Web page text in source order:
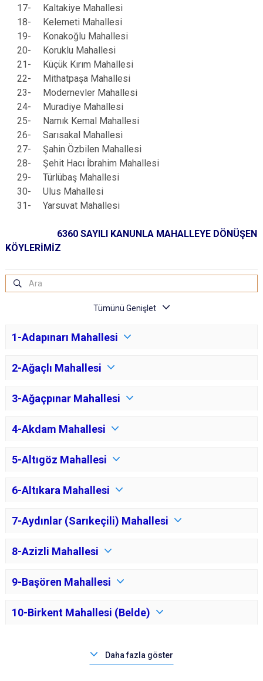
17-
Kaltakiye Mahallesi
18-
Kelemeti Mahallesi
19-
Konakoğlu Mahallesi
20-
Koruklu Mahallesi
21-
Küçük Kırım Mahallesi
22-
Mithatpaşa Mahallesi
23-
Modernevler Mahallesi
24-
Muradiye Mahallesi
25-
Namık Kemal Mahallesi
26-
Sarısakal Mahallesi
27-
Şahin Özbilen Mahallesi
28-
Şehit Hacı İbrahim Mahallesi
29-
Türlübaş Mahallesi
30-
Ulus Mahallesi
31-
Yarsuvat Mahallesi
6360 SAYILI KANUNLA MAHALLEYE DÖNÜŞEN
KÖYLERİMİZ
1-Adapınarı Mahallesi
2-Ağaçlı Mahallesi
3-Ağaçpınar Mahallesi
4-Akdam Mahallesi
5-Altıgöz Mahallesi
6-Altıkara Mahallesi
7-Aydınlar (Sarıkeçili) Mahallesi
8-Azizli Mahallesi
9-Başören Mahallesi
10-Birkent Mahallesi (Belde)
Daha fazla göster